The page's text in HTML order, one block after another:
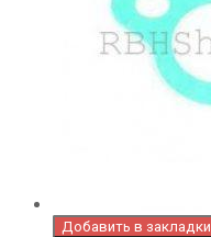
Добавить в закладки